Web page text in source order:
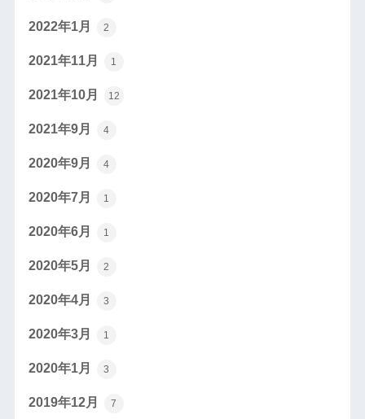
2022年1月 2
2021年11月 1
2021年10月 12
2021年9月 4
2020年9月 4
2020年7月 1
2020年6月 1
2020年5月 2
2020年4月 3
2020年3月 1
2020年1月 3
2019年12月 7